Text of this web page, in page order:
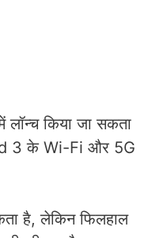
किया जा सकता
3 के Wi-Fi और 5G
है, लेकिन फिलहाल